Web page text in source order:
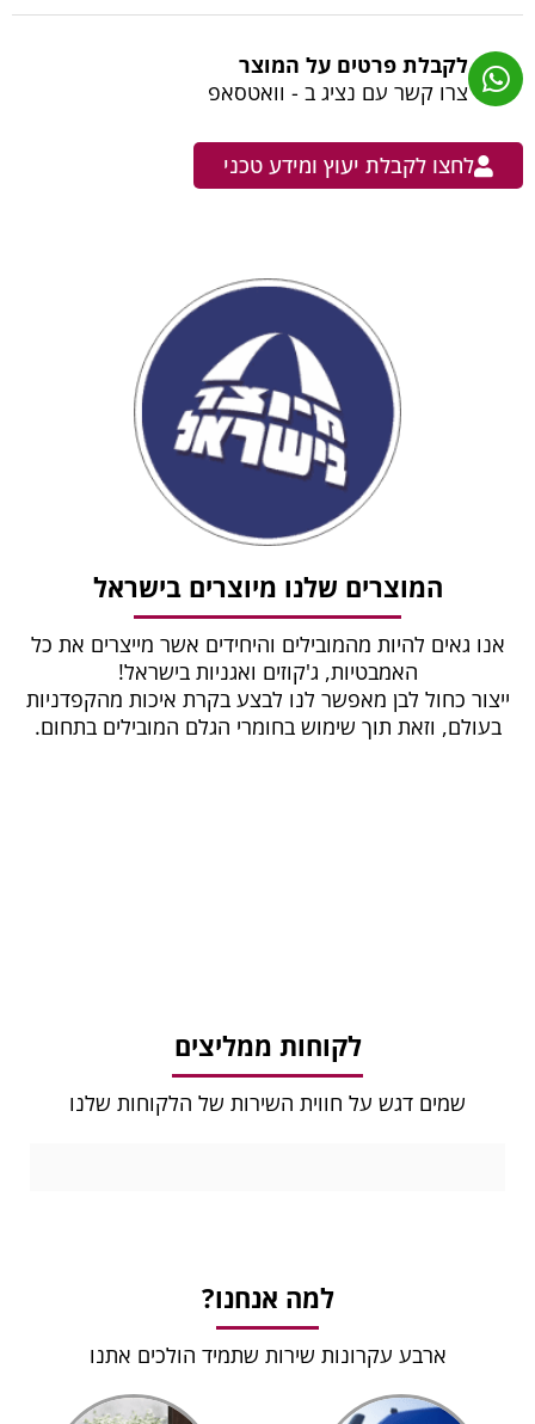
לקבלת פרטים על המוצר
צרו קשר עם נציג ב - וואטסאפ
לחצו לקבלת יעוץ ומידע טכני
המוצרים שלנו מיוצרים בישראל
אנו גאים להיות מהמובילים והיחידים אשר מייצרים את כל
האמבטיות, ג'קוזים ואגניות בישראל!
ייצור כחול לבן מאפשר לנו לבצע בקרת איכות מהקפדניות
בעולם, וזאת תוך שימוש בחומרי הגלם המובילים בתחום.
לקוחות ממליצים
שמים דגש על חווית השירות של הלקוחות שלנו
למה אנחנו?
ארבע עקרונות שירות שתמיד הולכים אתנו